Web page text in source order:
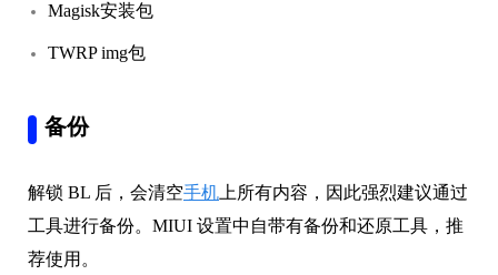
Magisk安装包
TWRP img包
备份
解锁 BL 后，会清空手机 上所有内容，因此强烈建议通过
工具进行备份。MIUI 设置中自带有备份和还原工具，推
荐使用。